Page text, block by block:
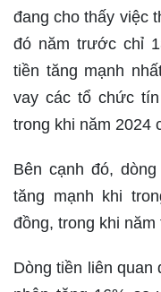
đang cho thấy việc
đó năm trước chỉ
tiền tăng mạnh
vay các tổ chức
trong khi năm 2024
Bên cạnh đó,
tăng mạnh khi
đồng, trong khi
Dòng tiền liên quan